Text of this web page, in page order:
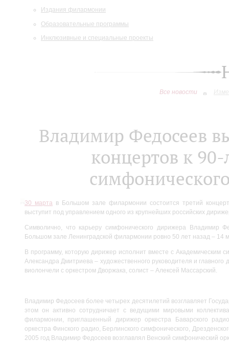
Издания филармонии
Образовательные программы
Инклюзивные и специальные проекты
Все новости
Владимир Федосеев
концертов к
30 марта в Большом зале филармонии состоится третий
выступит под управлением одного из крупнейших российских
Символично, что карьеру симфонического дирижера Владимир
Большом зале Ленинградской филармонии ровно 50 лет назад – 14
В программу, которую дирижер исполнит вместе с Академическим
Александра Дмитриева – художественного руководителя и
виолончели с оркестром Дворжака, солист – Алексей Массарский.
Владимир Федосеев более четырех десятилетий возглавляет
этом он активно сотрудничает с ведущими мировыми
филармонии, приглашенный дирижер оркестра Баварского
оркестра Финского радио, Берлинского симфонического,
2005 год Владимир Федосеев возглавлял Венский симфонический